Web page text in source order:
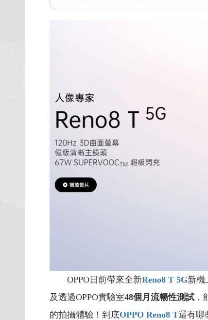
OPPO日前帶來全新Reno8 T 5G新機
及透過OPPO實驗室48個月流暢性測試
的拍攝體驗！到底OPPO Reno8 T還有哪